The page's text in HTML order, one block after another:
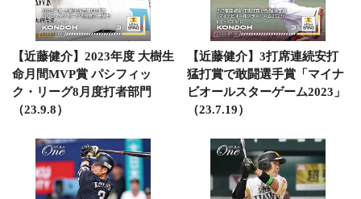
【近藤健介】2023年度 大樹生
命月間MVP賞 パシフィッ
ク・リーグ8月度打者部門
（23.9.8）
【近藤健介】3打席連続安打
猛打賞で敢闘選手賞「マイナ
ビオールスターゲーム2023」
（23.7.19）